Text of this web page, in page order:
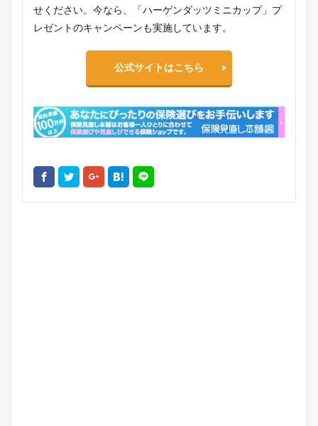
せください。今なら、「ハーゲンダッツミニカップ」プ
レゼントのキャンペーンも実施しています。
公式サイトはこちら